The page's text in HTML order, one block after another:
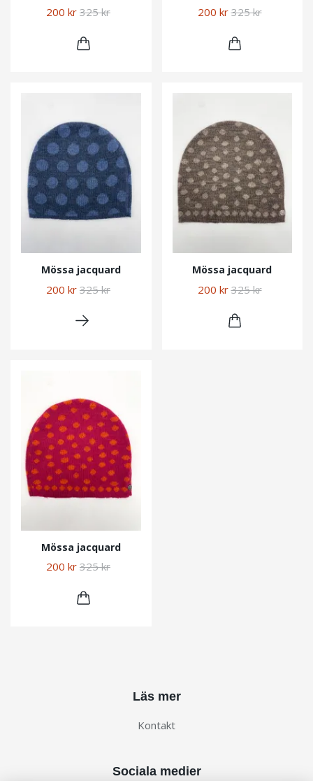
200 kr 325 kr 200 kr 325 kr
Mössa jacquard
200 kr 325 kr
Mössa jacquard
200 kr 325 kr
Mössa jacquard
200 kr 325 kr
Läs mer
Kontakt
Sociala medier